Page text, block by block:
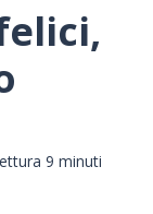
9 minuti